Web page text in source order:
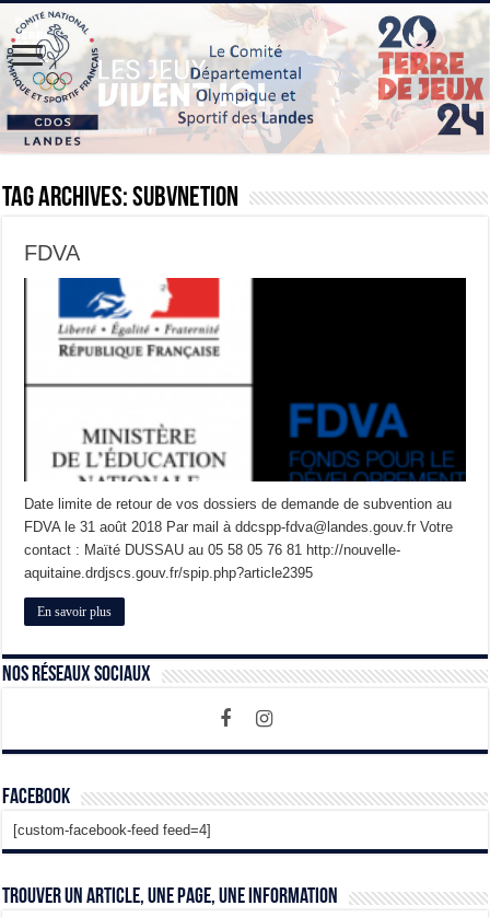
Tag Archives:subvnetion
FDVA
Date limite de retour de vos dossiers de demande de subvention au
FDVA le 31 août 2018 Par mail à ddcspp-fdva@landes.gouv.fr Votre
contact : Maïté DUSSAU au 05 58 05 76 81 http://nouvelle-
aquitaine.drdjscs.gouv.fr/spip.php?article2395
En savoir plus
Nos Réseaux Sociaux
Facebook
[custom-facebook-feed feed=4]
Trouver un article, une page, une information